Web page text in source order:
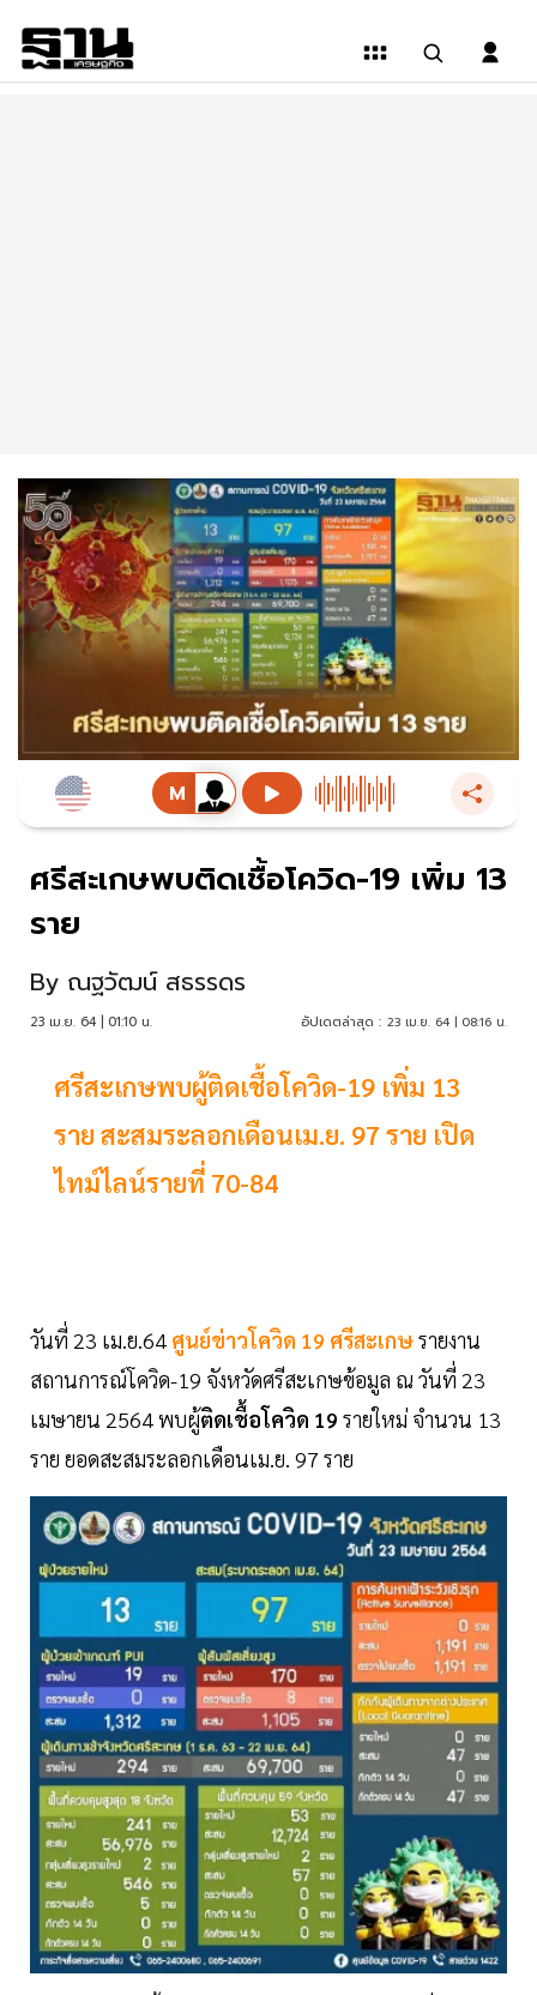
ศรีสะเกษพบติดเชื้อโควิด-19 เพิ่ม 13
ราย
By ณฐวัฒน์ สธรรดร
23 เม.ย. 64 | 01:10 น. อัปเดตล่าสุด : 23 เม.ย. 64 | 08:16 น.
ศรีสะเกษพบผู้ติดเชื้อโควิด-19 เพิ่ม 13
ราย สะสมระลอกเดือนเม.ย. 97 ราย เปิด
ไทม์ไลน์รายที่ 70-84
วันที่ 23 เม.ย.64 ศูนย์ข่าวโควิด 19 ศรีสะเกษรายงาน
สถานการณ์โควิด-19 จังหวัดศรีสะเกษข้อมูล ณ วันที่ 23
เมษายน 2564 พบผู้ติดเชื้อโควิด 19 รายใหม่ จำนวน 13
ราย ยอดสะสมระลอกเดือนเม.ย. 97 ราย